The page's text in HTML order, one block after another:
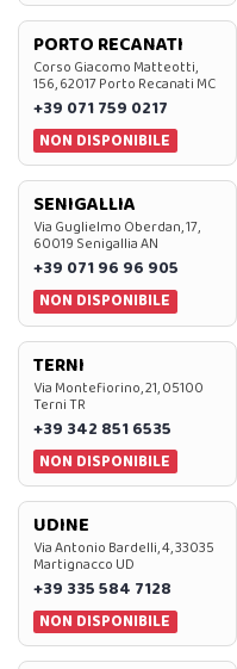
PORTO RECANATI
Corso Giacomo Matteotti,
156, 62017 Porto Recanati MC
+39 071 759 0217
NON DISPONIBILE
SENIGALLIA
Via Guglielmo Oberdan, 17,
60019 Senigallia AN
+39 071 96 96 905
NON DISPONIBILE
TERNI
Via Montefiorino, 21, 05100
Terni TR
+39 342 851 6535
NON DISPONIBILE
UDINE
Via Antonio Bardelli, 4, 33035
Martignacco UD
+39 335 584 7128
NON DISPONIBILE